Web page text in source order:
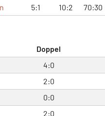
5:1 10:2 70:30
Doppel
4:0
2:0
0:0
2:0